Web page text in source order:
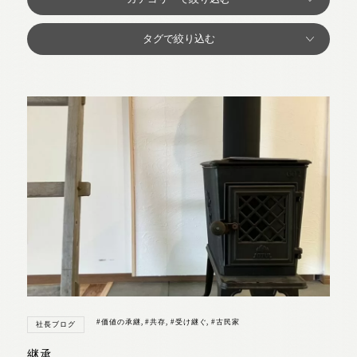
社長ブログ #価値の承継,#共存, #受け継ぐ,#古民家